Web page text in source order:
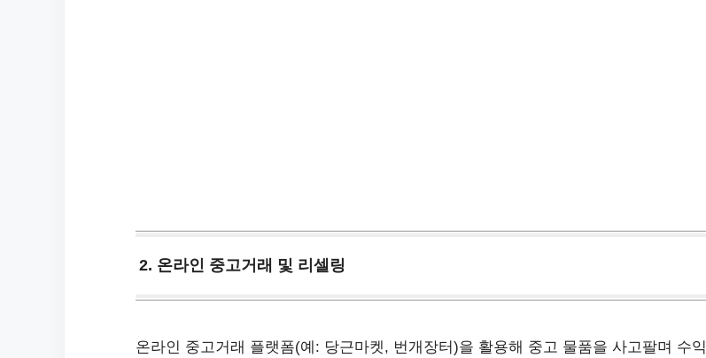
2. 온라인 중고거래 및 리셀링
온라인 중고거래 플랫폼(예: 당근마켓, 번개장터)을 활용해 중고 물품을 사고팔며 수익